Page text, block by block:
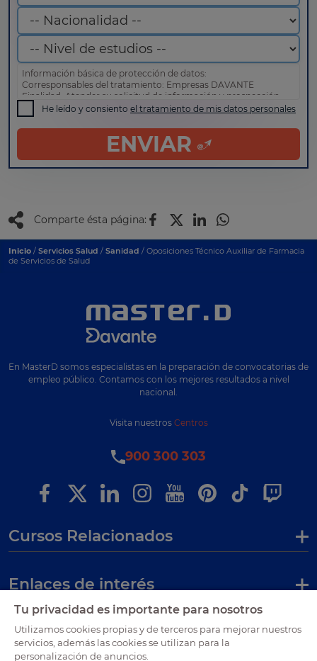
Información básica de protección de datos:
Corresponsables del tratamiento: Empresas DAVANTE
Finalidad: Atender su solicitud de información y prospección
comercial
Derechos: Puede acceder, rectificar y suprimir sus datos, así
como otros derechos tal y como se explica en nuestrapolítica
He leído y consiento el tratamiento de mis datos personales
ENVIAR
Comparte ésta página:
Inicio / Servicios Salud / Sanidad / Oposiciones Técnico Auxiliar de Farmacia
de Servicios de Salud
En MasterD somos especialistas en la preparación de convocatorias de
empleo público. Contamos con los mejores resultados a nivel
nacional.
Visita nuestros Centros
900 300 303
Cursos Relacionados
Enlaces de interés
Certificaciones
Tu privacidad es importante para nosotros
Utilizamos cookies propias y de terceros para mejorar nuestros
servicios, además las cookies se utilizan para la
personalización de anuncios.